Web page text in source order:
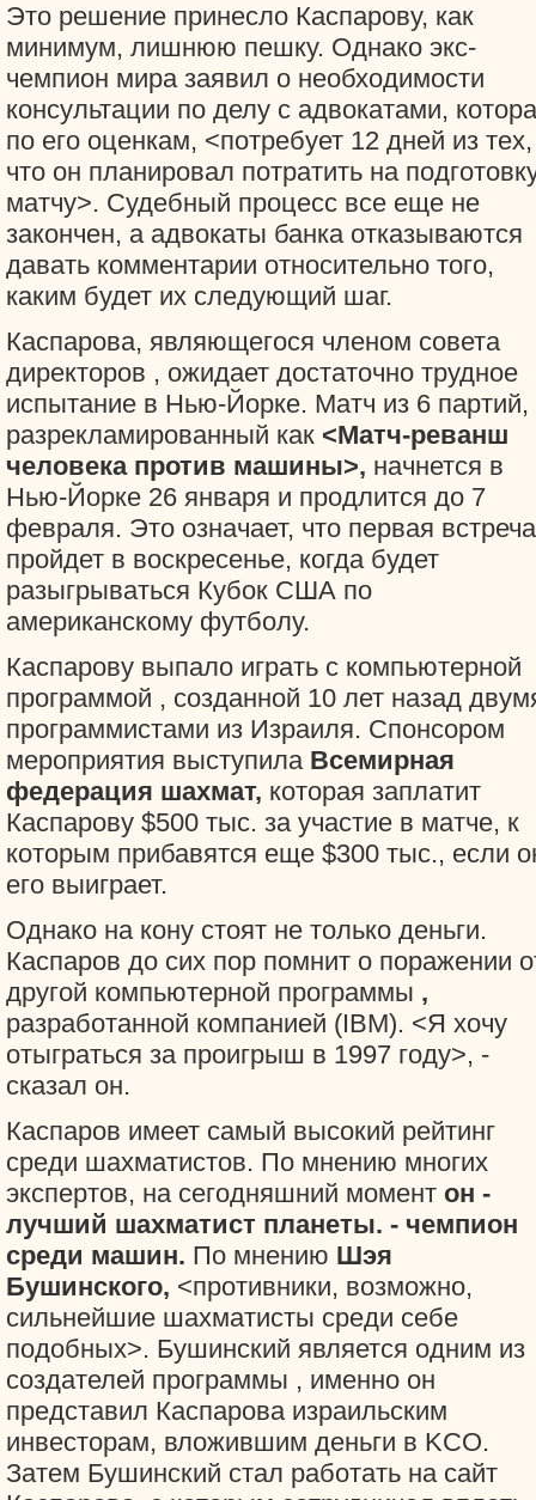
Это решение принесло Каспарову, как
минимум, лишнюю пешку. Однако экс-
чемпион мира заявил о необходимости
консультации по делу с адвокатами,
по его оценкам, <потребует 12 дней из тех,
что он планировал потратить на
матчу>. Судебный процесс все еще не
закончен, а адвокаты банка отказываются
давать комментарии относительно того,
каким будет их следующий шаг.
Каспарова, являющегося членом совета
директоров , ожидает достаточно трудное
испытание в Нью-Йорке. Матч из 6 партий,
разрекламированный как <Матч-реванш
человека против машины>, начнется в
Нью-Йорке 26 января и продлится до 7
февраля. Это означает, что первая встреча
пройдет в воскресенье, когда будет
разыгрываться Кубок США по
американскому футболу.
Каспарову выпало играть с компьютерной
программой , созданной 10 лет назад
программистами из Израиля. Спонсором
мероприятия выступила Всемирная
федерация шахмат, которая заплатит
Каспарову $500 тыс. за участие в матче, к
которым прибавятся еще $300 тыс., если
его выиграет.
Однако на кону стоят не только деньги.
Каспаров до сих пор помнит о поражении
другой компьютерной программы ,
разработанной компанией (IBM). <Я хочу
отыграться за проигрыш в 1997 году>, -
сказал он.
Каспаров имеет самый высокий рейтинг
среди шахматистов. По мнению многих
экспертов, на сегодняшний момент он -
лучший шахматист планеты. - чемпион
среди машин. По мнению Шэя
Бушинского, <противники, возможно,
сильнейшие шахматисты среди себе
подобных>. Бушинский является одним из
создателей программы , именно он
представил Каспарова израильским
инвесторам, вложившим деньги в KCO.
Затем Бушинский стал работать на сайт